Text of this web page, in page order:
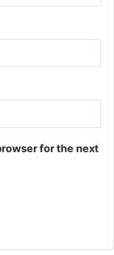
for the next